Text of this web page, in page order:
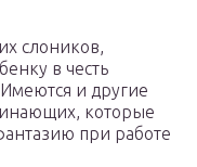
слоников,
в честь
и другие
которые
при работе